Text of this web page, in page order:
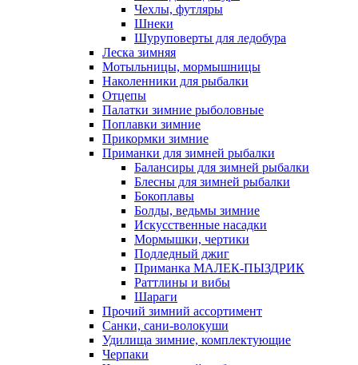
Чехлы, футляры
Шнеки
Шуруповерты для ледобура
Леска зимняя
Мотыльницы, мормышницы
Наколенники для рыбалки
Отцепы
Палатки зимние рыболовные
Поплавки зимние
Прикормки зимние
Приманки для зимней рыбалки
Балансиры для зимней рыбалки
Блесны для зимней рыбалки
Бокоплавы
Болды, ведьмы зимние
Искусственные насадки
Мормышки, чертики
Подледный джиг
Приманка МАЛЕК-ПЫЗДРИК
Раттлины и вибы
Шараги
Прочий зимний ассортимент
Санки, сани-волокуши
Удилища зимние, комплектующие
Черпаки